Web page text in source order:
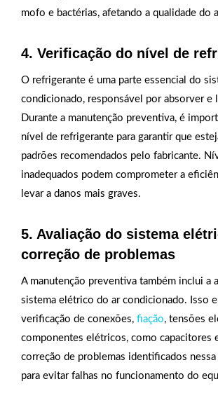
mofo e bactérias, afetando a qualidade do
4. Verificação do nível de
O refrigerante é uma parte essencial do
condicionado, responsável por absorver e
Durante a manutenção preventiva, é
nível de refrigerante para garantir que
padrões recomendados pelo fabricante.
inadequados podem comprometer a
levar a danos mais graves.
5. Avaliação do sistema
correção de problemas
A manutenção preventiva também inclui a
sistema elétrico do ar condicionado. Isso
verificação de conexões, fiação, tensões
componentes elétricos, como capacitores
correção de problemas identificados nessa
para evitar falhas no funcionamento do